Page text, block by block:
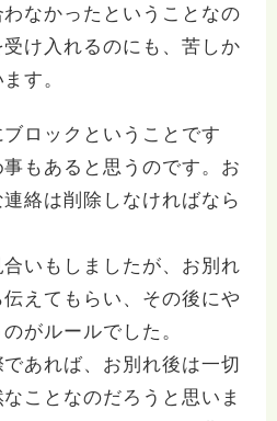
なかったということなの
け入れるのにも、苦しか
す。
ロックということです
もあると思うのです。お
絡は削除しなければなら
いもしましたが、お別れ
えてもらい、その後にや
がルールでした。
あれば、お別れ後は一切
ことなのだろうと思いま